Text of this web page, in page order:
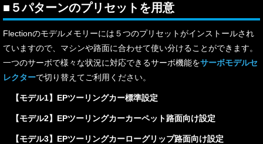
■ ５パターンのプリセットを用意
Flectionのモデルメモリーには５つのプリセットがインストールされ
ていますので、マシンや路面に合わせて使い分けることができます。
一つのサーボで様々な状況に対応できるサーボ機能をサーボモデルセ
レクターで切り替えてご利用ください。
【モデル1】EPツーリングカー標準設定
【モデル2】EPツーリングカーカーペット路面向け設定
【モデル3】EPツーリングカーローグリップ路面向け設定